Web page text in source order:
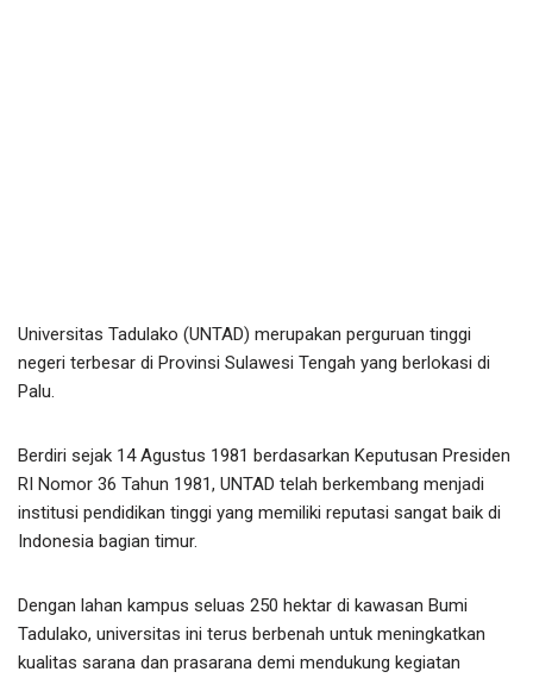
Universitas Tadulako (UNTAD) merupakan perguruan tinggi
negeri terbesar di Provinsi Sulawesi Tengah yang berlokasi di
Palu.
Berdiri sejak 14 Agustus 1981 berdasarkan Keputusan Presiden
RI Nomor 36 Tahun 1981, UNTAD telah berkembang menjadi
institusi pendidikan tinggi yang memiliki reputasi sangat baik di
Indonesia bagian timur.
Dengan lahan kampus seluas 250 hektar di kawasan Bumi
Tadulako, universitas ini terus berbenah untuk meningkatkan
kualitas sarana dan prasarana demi mendukung kegiatan